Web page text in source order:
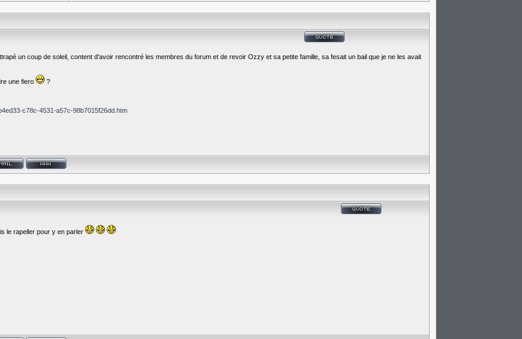
un coup de soleil, content d'avoir rencontré les membres du forum et de revoir Ozzy et sa petite famille, sa fesait un bail que je ne les avait
une fiero
?
c78c-4531-a57c-98b7015f26dd.htm
le rapeller pour y en parler